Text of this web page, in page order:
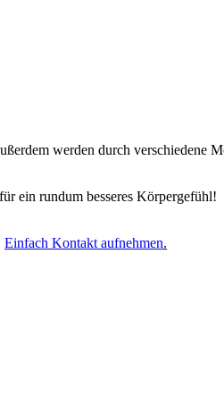
werden durch verschiedene
ein rundum besseres Körpergefühl!
Einfach Kontakt aufnehmen.